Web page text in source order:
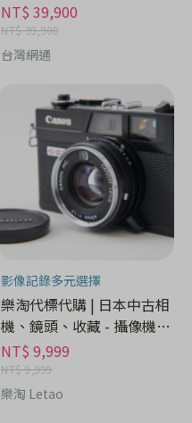
NT$ 39,900
NT$ 39,900
台灣網通
影像記錄多元選擇
樂淘代標代購 | 日本中古相
機、鏡頭、收藏 - 攝像機分
期
NT$ 9,999
NT$ 9,999
樂淘 Letao